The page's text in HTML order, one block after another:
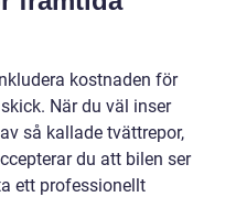
kostnaden för
När du väl inser
så kallade tvättrepor,
du att bilen ser
ett professionellt